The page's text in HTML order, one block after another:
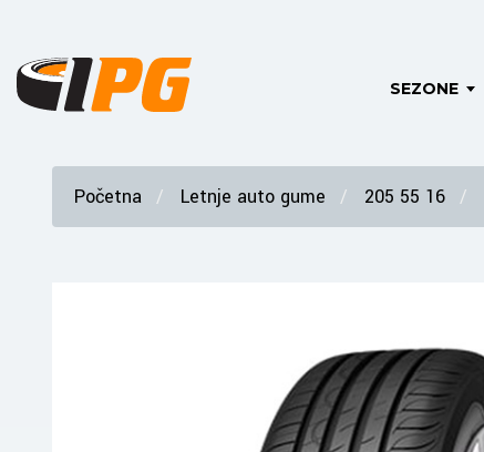
SEZONE
Početna Letnje auto gume 205 55 16